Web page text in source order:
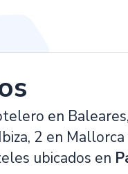
en
2 en
ubicados en